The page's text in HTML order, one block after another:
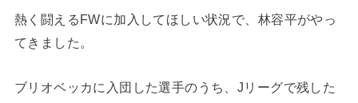
熱く闘えるFWに加入してほしい状況で、林容平がやっ
てきました。
ブリオベッカに入団した選手のうち、Jリーグで残した